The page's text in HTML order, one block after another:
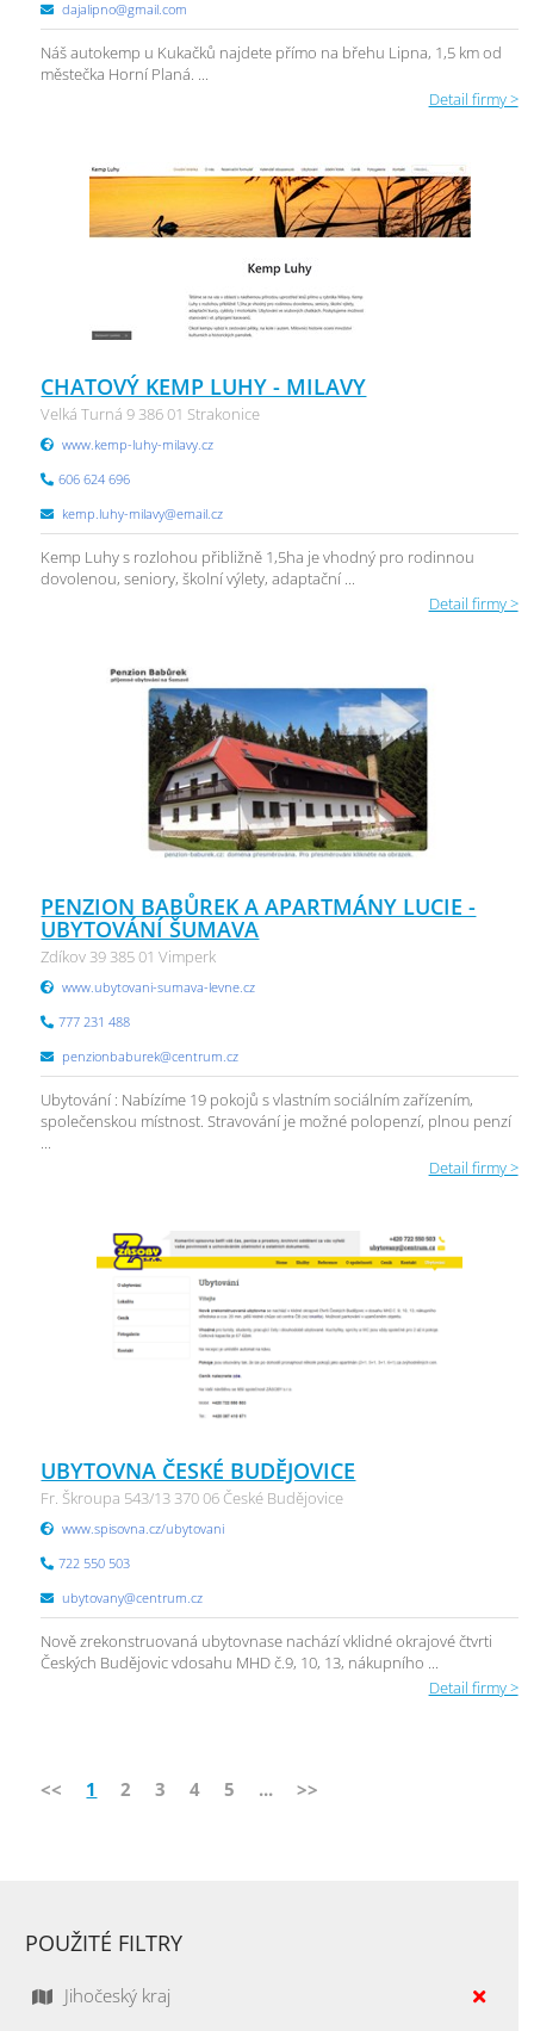
dajalipno@gmail.com
Náš autokemp u Kukačků najdete přímo na břehu Lipna, 1,5 km od
městečka Horní Planá. ...
Detail firmy >
CHATOVÝ KEMP LUHY - MILAVY
Velká Turná 9 386 01 Strakonice
www.kemp-luhy-milavy.cz
606 624 696
kemp.luhy-milavy@email.cz
Kemp Luhy s rozlohou přibližně 1,5ha je vhodný pro rodinnou
dovolenou, seniory, školní výlety, adaptační ...
Detail firmy >
PENZION BABŮREK A APARTMÁNY LUCIE -
UBYTOVÁNÍ ŠUMAVA
Zdíkov 39 385 01 Vimperk
www.ubytovani-sumava-levne.cz
777 231 488
penzionbaburek@centrum.cz
Ubytování : Nabízíme 19 pokojů s vlastním sociálním zařízením,
společenskou místnost. Stravování je možné polopenzí, plnou penzí
...
Detail firmy >
UBYTOVNA ČESKÉ BUDĚJOVICE
Fr. Škroupa 543/13 370 06 České Budějovice
www.spisovna.cz/ubytovani
722 550 503
ubytovany@centrum.cz
Nově zrekonstruovaná ubytovnase nachází vklidné okrajové čtvrti
Českých Budějovic vdosahu MHD č.9, 10, 13, nákupního ...
Detail firmy >
<< 1 2 3 4 5 ... >>
POUŽITÉ FILTRY
Jihočeský kraj